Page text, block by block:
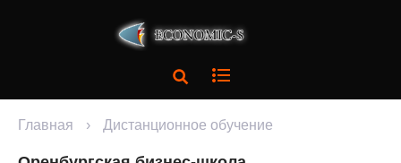
Главная › Дистанционное обучение